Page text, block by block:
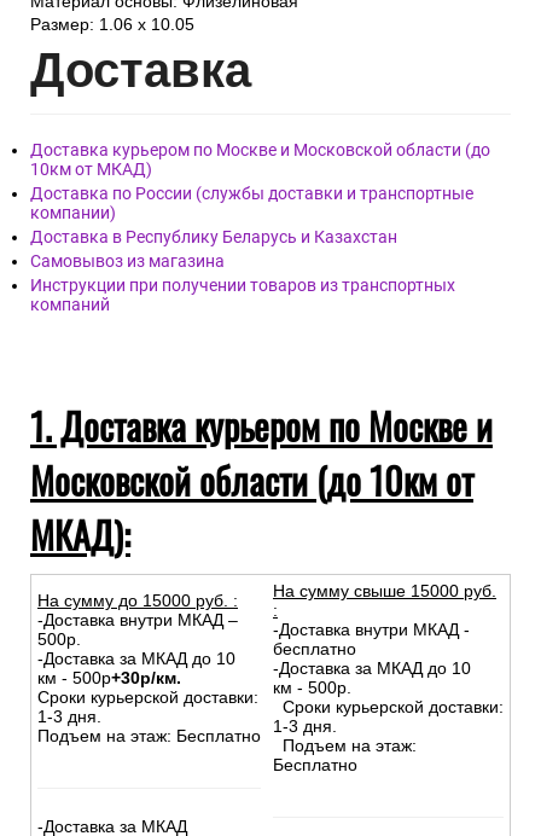
Размер: 1.06 x 10.05
Доставка
Доставка курьером по Москве и Московской области (до
10км от МКАД)
Доставка по России (службы доставки и транспортные
компании)
Доставка в Республику Беларусь и Казахстан
Самовывоз из магазина
Инструкции при получении товаров из транспортных
компаний
1. Доставка курьером по Москве и
Московской области (до 10км от
МКАД):
На сумму до 15000 руб. :
-Доставка внутри МКАД –
500р.
-Доставка за МКАД до 10
км - 500р+30р/км.
Сроки курьерской доставки:
1-3 дня.
Подъем на этаж: Бесплатно
-Доставка за МКАД
На сумму свыше 15000 руб.
:
-Доставка внутри МКАД -
бесплатно
-Доставка за МКАД до 10
км - 500р.
Сроки курьерской доставки:
1-3 дня.
Подъем на этаж:
Бесплатно